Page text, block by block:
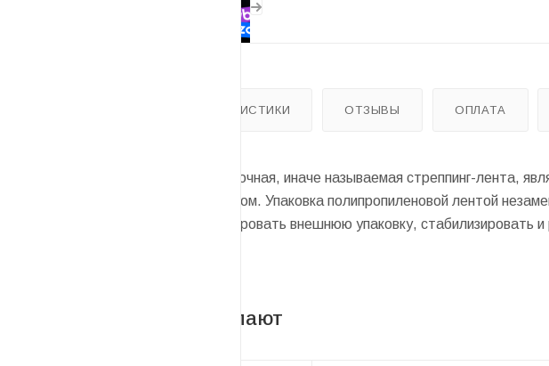
ХАРАКТЕРИСТИКИ ОТЗЫВЫ ОПЛАТА
Лента полипропиленовая упаковочная, иначе называемая стреппинг-лента,
удобным упаковочным материалом. Упаковка полипропиленовой лентой
несколько слоев или пачек, армировать внешнюю упаковку,
С этим товаром покупают